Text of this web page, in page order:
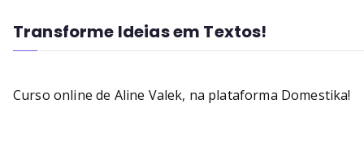
Transforme Ideias em Textos!
Curso online de Aline Valek, na plataforma Domestika!